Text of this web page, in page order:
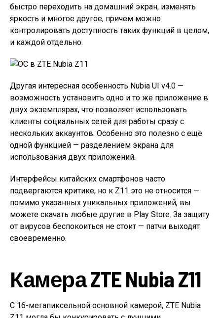
быстро переходить на домашний экран, изменять
яркость и многое другое, причем можно
контролировать доступность таких функций в целом,
и каждой отдельно.
Другая интересная особенность Nubia UI v4.0 —
возможность установить одно и то же приложение в
двух экземплярах, что позволяет использовать
клиенты социальных сетей для работы сразу с
нескольких аккаунтов. Особенно это полезно с ещё
одной функцией — разделением экрана для
использования двух приложений.
Интерфейсы китайских смартфонов часто
подвергаются критике, но к Z11 это не относится —
помимо указанных уникальных приложений, вы
можете скачать любые другие в Play Store. За защиту
от вирусов беспокоиться не стоит — патчи выходят
своевременно.
Камера ZTE Nubia Z11
С 16-мегапиксельной основной камерой, ZTE Nubia